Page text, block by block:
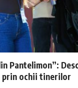
Pantelimon”:
prin ochii tinerilor